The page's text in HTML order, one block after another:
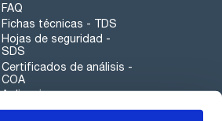
FAQ
Fichas técnicas - TDS
Hojas de seguridad -
SDS
Certificados de análisis -
COA
Aplicaciones
Tabla Periódica